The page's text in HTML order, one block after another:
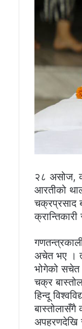
२८ असोज,
आरतीको
चक्रप्रसाद
अचेत भए ।
भोगेको सचेत
चक्र
हिन्दू
बास्तोलासँगै
अपहरणदेखि